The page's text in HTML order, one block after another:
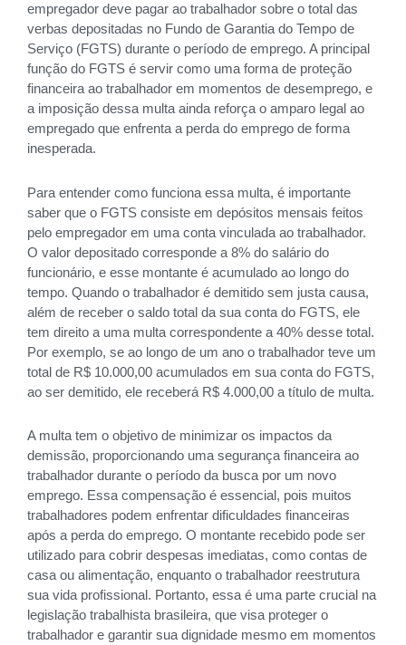
empregador deve pagar ao trabalhador sobre o total das
verbas depositadas no Fundo de Garantia do Tempo de
Serviço (FGTS) durante o período de emprego. A principal
função do FGTS é servir como uma forma de proteção
financeira ao trabalhador em momentos de desemprego, e
a imposição dessa multa ainda reforça o amparo legal ao
empregado que enfrenta a perda do emprego de forma
inesperada.
Para entender como funciona essa multa, é importante
saber que o FGTS consiste em depósitos mensais feitos
pelo empregador em uma conta vinculada ao trabalhador.
O valor depositado corresponde a 8% do salário do
funcionário, e esse montante é acumulado ao longo do
tempo. Quando o trabalhador é demitido sem justa causa,
além de receber o saldo total da sua conta do FGTS, ele
tem direito a uma multa correspondente a 40% desse total.
Por exemplo, se ao longo de um ano o trabalhador teve um
total de R$ 10.000,00 acumulados em sua conta do FGTS,
ao ser demitido, ele receberá R$ 4.000,00 a título de multa.
A multa tem o objetivo de minimizar os impactos da
demissão, proporcionando uma segurança financeira ao
trabalhador durante o período da busca por um novo
emprego. Essa compensação é essencial, pois muitos
trabalhadores podem enfrentar dificuldades financeiras
após a perda do emprego. O montante recebido pode ser
utilizado para cobrir despesas imediatas, como contas de
casa ou alimentação, enquanto o trabalhador reestrutura
sua vida profissional. Portanto, essa é uma parte crucial na
legislação trabalhista brasileira, que visa proteger o
trabalhador e garantir sua dignidade mesmo em momentos